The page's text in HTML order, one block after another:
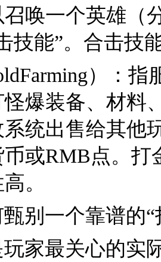
唤一个英雄（
技能”。合击技
）：
爆装备、材料
统出售给其他
或RMB点。
。
别一个靠谱的
家最关心的实